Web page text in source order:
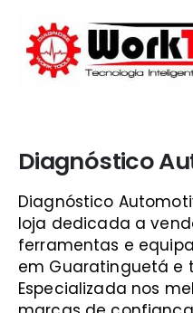
Diagnóstico
Diagnóstico
loja dedicada a
ferramentas e
em Guaratinguetá e
Especializada nos